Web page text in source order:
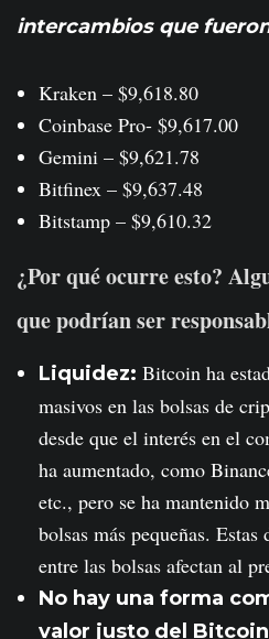
intercambios que
Kraken – $9,618.80
Coinbase Pro- $9,617.00
Gemini – $9,621.78
Bitfinex – $9,637.48
Bitstamp – $9,610.32
¿Por qué ocurre esto?
que podrían ser
Liquidez: Bitcoin ha
masivos en las bolsas de
desde que el interés en el
ha aumentado, como
etc., pero se ha mantenido
bolsas más pequeñas.
entre las bolsas afectan al
No hay una forma
valor justo del